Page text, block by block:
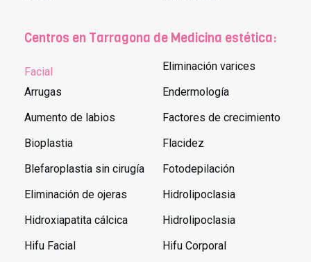
Centros en Tarragona de Medicina estética:
Facial
Arrugas
Aumento de labios
Bioplastia
Blefaroplastia sin cirugía
Eliminación de ojeras
Hidroxiapatita cálcica
Hifu Facial
Eliminación varices
Endermología
Factores de crecimiento
Flacidez
Fotodepilación
Hidrolipoclasia
Hidrolipoclasia
Hifu Corporal